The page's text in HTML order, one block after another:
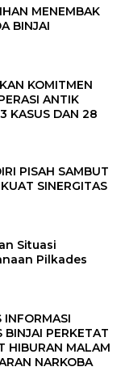
MENEMBAK
BINJAI
KOMITMEN
ANTIK
KASUS DAN 28
PISAH SAMBUT
SINERGITAS
Situasi
Pilkades
INFORMASI
BINJAI PERKETAT
HIBURAN MALAM
NARKOBA